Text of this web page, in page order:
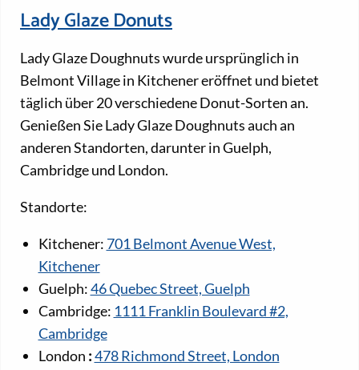
Lady Glaze Donuts
Lady Glaze Doughnuts wurde ursprünglich in
Belmont Village in Kitchener eröffnet und bietet
täglich über 20 verschiedene Donut-Sorten an.
Genießen Sie Lady Glaze Doughnuts auch an
anderen Standorten, darunter in Guelph,
Cambridge und London.
Standorte:
Kitchener: 701 Belmont Avenue West,
Kitchener
Guelph:46 Quebec Street, Guelph
Cambridge: 1111 Franklin Boulevard #2,
Cambridge
London :478 Richmond Street, London